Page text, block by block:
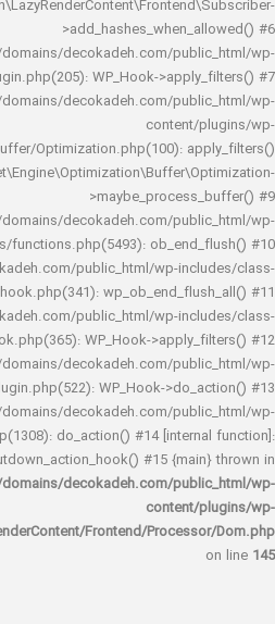
decoka/domains/decokadeh.com/
plugin.php(205): WP_Hook-
decoka/domains/decokadeh.com/
Buffer/Optimization.php(100):
decoka/domains/decokadeh.com/
includes/functions.php(5493):
decokadeh.com/public_html/wp-
wp-hook.php(341):
decokadeh.com/public_html/wp-
wp-hook.php(365): WP_Hook-
decoka/domains/decokadeh.com/
includes/plugin.php(522): WP_Hook-
decoka/domains/decokadeh.com/
load.php(1308): do_action() #14
shutdown_action_hook() #15
decoka/domains/decokadeh.com/
LazyRenderContent/Frontend/